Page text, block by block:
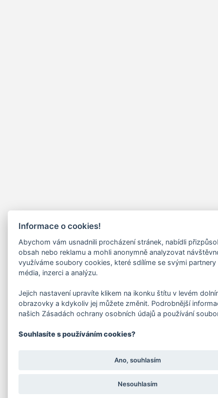
Informace o cookies!
Abychom vám usnadnili procházení stránek, nabídli
obsah nebo reklamu a mohli anonymně analyzovat
využíváme soubory cookies, které sdílíme se svými
média, inzerci a analýzu.
Jejich nastavení upravíte klikem na ikonku štítu v levém
obrazovky a kdykoliv jej můžete změnit. Podrobnější
našich Zásadách ochrany osobních údajů a používání
Souhlasíte s používáním cookies?
Ano, souhlasím
Nesouhlasím